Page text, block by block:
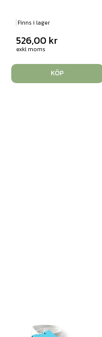
Finns i lager
526,00 kr
exkl moms
KÖP